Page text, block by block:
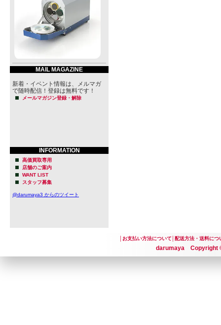
MAIL MAGAZINE
新着・イベント情報は、メルマガ
で随時配信！登録は無料です！
メールマガジン登録・解除
INFORMATION
高価買取専用
店舗のご案内
WANT LIST
スタッフ募集
@darumaya3 からのツイート
お支払い方法について│ 配送方法・送料につ
darumaya Copyright